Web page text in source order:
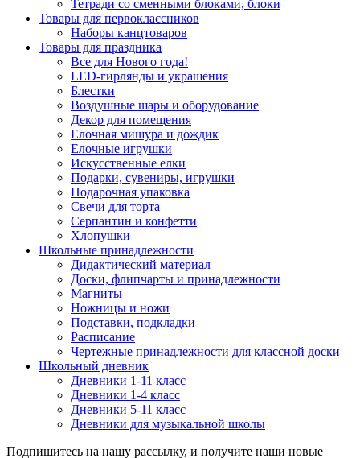
Тетради со сменными блоками, блоки
Товары для первоклассников
Наборы канцтоваров
Товары для праздника
Все для Нового года!
LED-гирлянды и украшения
Блестки
Воздушные шары и оборудование
Декор для помещения
Елочная мишура и дождик
Елочные игрушки
Искусственные елки
Подарки, сувениры, игрушки
Подарочная упаковка
Свечи для торта
Серпантин и конфетти
Хлопушки
Школьные принадлежности
Дидактический материал
Доски, флипчарты и принадлежности
Магниты
Ножницы и ножи
Подставки, подкладки
Расписание
Чертежные принадлежности для классной доски
Школьный дневник
Дневники 1-11 класс
Дневники 1-4 класс
Дневники 5-11 класс
Дневники для музыкальной школы
Подпишитесь на нашу рассылку, и получите наши новые